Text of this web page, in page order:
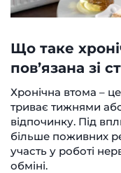
Що таке
пов’язана зі
Хронічна втома –
триває тижнями
відпочинку. Під
більше поживних
участь у роботі
обміні.